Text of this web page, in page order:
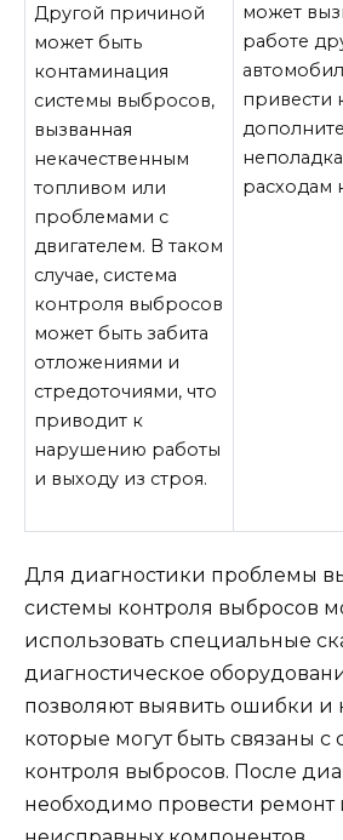
Другой причиной
может быть
контаминация
системы выбросов,
вызванная
некачественным
топливом или
проблемами с
двигателем. В таком
случае, система
контроля выбросов
может быть забита
отложениями и
стредоточиями, что
приводит к
нарушению работы
и выходу из строя.
может
работе
привести
расходам
Для диагностики проблемы
системы контроля выбросов
использовать специальные
диагностическое
позволяют выявить ошибки и
которые могут быть связаны с
контроля выбросов. После
необходимо провести ремонт